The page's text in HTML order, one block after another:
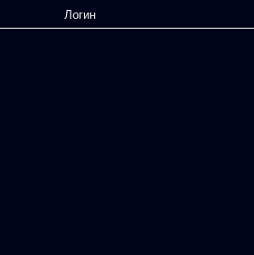
Перейти к основному содержанию